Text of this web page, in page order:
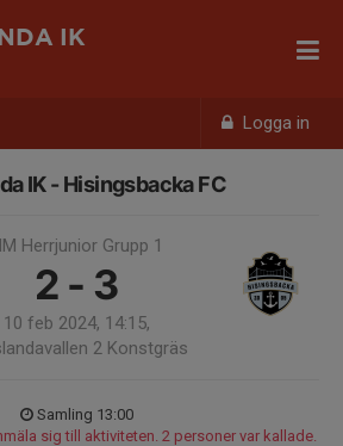
Logga in
IK
IK - Hisingsbacka FC
Herrjunior Grupp 1
2 - 3
10 feb 2024, 14:15,
2 Konstgräs
Samling 13:00
sig till aktiviteten. 2 personer var kallade.